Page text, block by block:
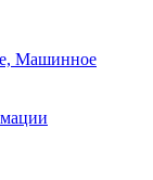
Машинное